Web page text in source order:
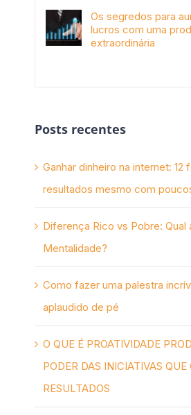
Os segredos para
lucros com uma
extraordinária
Posts recentes
Ganhar dinheiro na internet: 12
resultados mesmo com
Diferença Rico vs Pobre: Qual
Mentalidade?
Como fazer uma palestra
aplaudido de pé
O QUE É PROATIVIDADE
PODER DAS INICIATIVAS QUE
RESULTADOS